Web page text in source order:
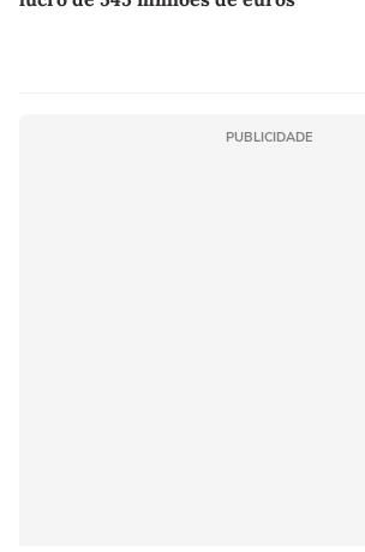
PUBLICIDADE